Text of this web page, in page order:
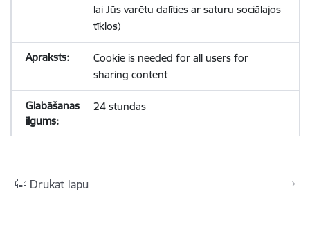
lai Jūs varētu dalīties ar saturu sociālajos
tīklos)
Cookie is needed for all users for
sharing content
24 stundas
Drukāt lapu